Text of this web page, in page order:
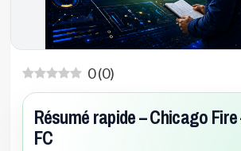
0(0)
Résumé rapide – Chicago
FC